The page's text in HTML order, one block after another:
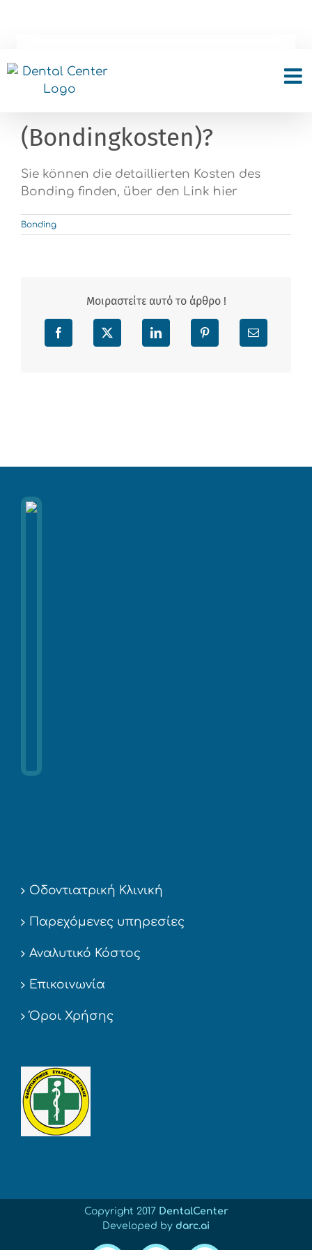
Wie viel kosten die Harz
Facetten
(Bondingkosten)?
Sie können die detaillierten Kosten des
Bonding finden, über den Link hier
Bonding
Μοιραστείτε αυτό το άρθρο !
Facebook X LinkedIn Pinterest Email
Οδοντιατρική Κλινική
Παρεχόμενες υπηρεσίες
Αναλυτικό Κόστος
Επικοινωνία
Όροι Χρήσης
Copyright 2017 DentalCenter
Developed by darc.ai